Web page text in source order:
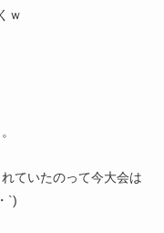
ｗ
ていたのって今大会は
`)